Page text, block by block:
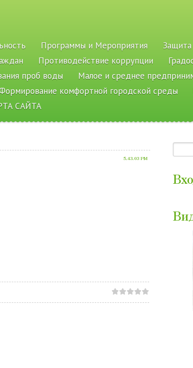
Программы и Мероприятия
Противодействие коррупции
проб воды
Малое и среднее
комфортной городской среды
САЙТА
5.43.03 PM